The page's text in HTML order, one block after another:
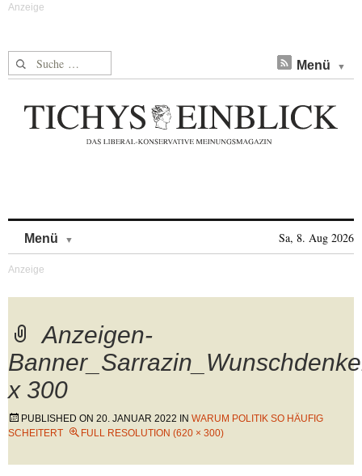
Suche nach: Menü
Menü Sa, 8. Aug 2026
Anzeigen-
x 300
PUBLISHED ON 20. JANUAR 2022 IN WARUM POLITIK SO HÄUFIG
SCHEITERT
FULL RESOLUTION (620 × 300)